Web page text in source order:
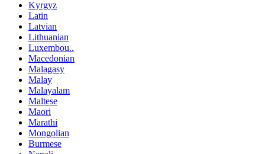
Kyrgyz
Latin
Latvian
Lithuanian
Luxembou..
Macedonian
Malagasy
Malay
Malayalam
Maltese
Maori
Marathi
Mongolian
Burmese